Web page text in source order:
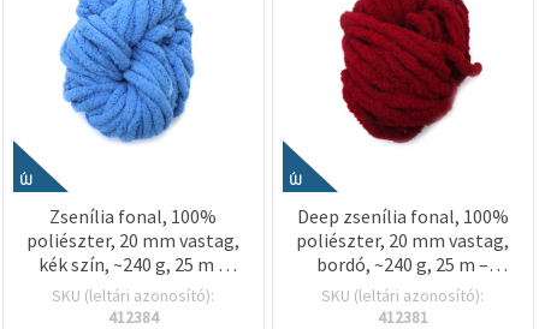
ÚJ
Zsenília fonal, 100%
poliészter, 20 mm vastag,
kék szín, ~240 g, 25 m –
ideális plüss kötéshez,
horgoláshoz és
SKU (leltári azonosító):
412384
ÚJ
Deep zsenília fonal, 100%
poliészter, 20 mm vastag,
bordó, ~240 g, 25 m –
ideális plüss kötéshez,
horgoláshoz és
SKU (leltári azonosító):
412381